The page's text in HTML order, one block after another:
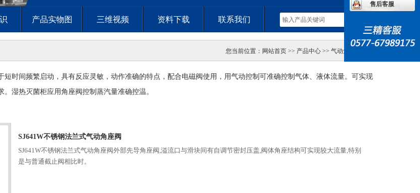
售后客服
产品实物图 三维视频 资料下载 联系我们
您当前位置：网站首页 >> 产品中心 >> 气动角座阀系列
短时间频繁启动，具有反应灵敏，动作准确的特点，配合电磁阀使用，用气动控制可准确控制气体、液体流量。可实现
。湿热灭菌柜应用角座阀控制蒸汽量准确控温。
SJ641W不锈钢法兰式气动角座阀
SJ641W不锈钢法兰式气动角座阀外部先导角座阀,溢流口与滑块间有自调节密封压盖,阀体角座结构可实现较大流量,特别
是与普通截止阀相比时。